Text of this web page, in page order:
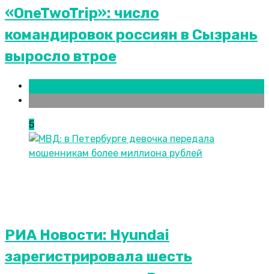
«OneTwoTrip»: число
командировок россиян в Сызрань
выросло втрое
5
РИА Новости: Hyundai
зарегистрировала шесть